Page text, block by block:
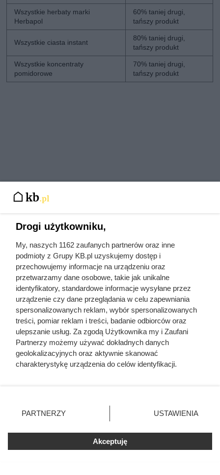
Wszystkie herbaty marki
Herbapol
60% taniej drugi,
tańszy produkt
Wszystkie ciasta instant
80% taniej drugi,
tańszy produkt
Wszystkie koncentraty
pomidorowe
70% taniej drugi,
tańszy produkt
Drogi użytkowniku,
My, naszych 1162 zaufanych partnerów oraz inne
podmioty z Grupy KB.pl uzyskujemy dostęp i
przechowujemy informacje na urządzeniu oraz
przetwarzamy dane osobowe, takie jak unikalne
identyfikatory, standardowe informacje wysyłane przez
urządzenie czy dane przeglądania w celu zapewniania
spersonalizowanych reklam, wybór spersonalizowanych
treści, pomiar reklam i treści, badanie odbiorców oraz
ulepszanie usług. Za zgodą Użytkownika my i Zaufani
Partnerzy możemy używać dokładnych danych
geolokalizacyjnych oraz aktywnie skanować
charakterystykę urządzenia do celów identyfikacji.
zmienić/wycofać klikając przycisk ustawień prywatności
znajdujący się w lewym dolnym rogu strony. Niektóre
użytkownika, ale masz prawo sprzeciwić się takiemu
przetwarzaniu. Preferencje będą miały zastosowania tylko
PARTNERZY USTAWIENIA
Akceptuję